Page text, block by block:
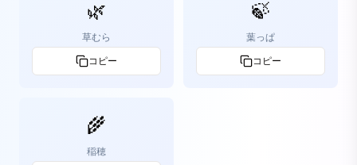
🌿
草むら
コピー
🍃
葉っぱ
コピー
🌾
稲穂